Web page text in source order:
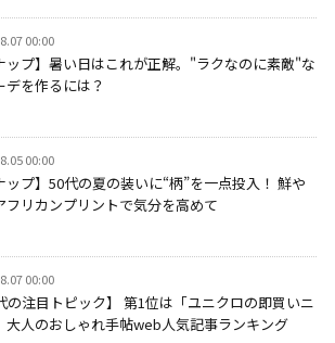
00:00
ップ】暑い日はこれが正解。"ラクなのに素敵"な
デを作るには？
00:00
ップ】50代の夏の装いに“柄”を一点投入！ 鮮や
フリカンプリントで気分を高めて
00:00
の注目トピック】 第1位は「ユニクロの即買いニ
大人のおしゃれ手帖web人気記事ランキング